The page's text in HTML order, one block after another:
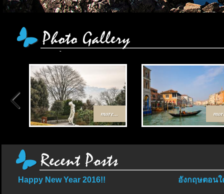
more...
Happy New Year 2016!! อังกฤษตอนใ